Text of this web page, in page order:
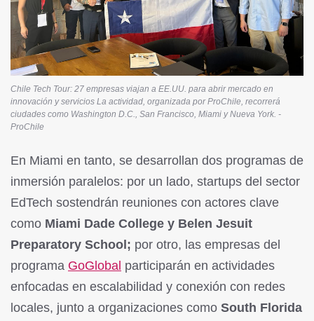
Chile Tech Tour: 27 empresas viajan a EE.UU. para abrir mercado en
innovación y servicios La actividad, organizada por ProChile, recorrerá
ciudades como Washington D.C., San Francisco, Miami y Nueva York. -
ProChile
En Miami en tanto, se desarrollan dos programas de
inmersión paralelos: por un lado, startups del sector
EdTech sostendrán reuniones con actores clave
como Miami Dade College y Belen Jesuit
Preparatory School; por otro, las empresas del
programa GoGlobal participarán en actividades
enfocadas en escalabilidad y conexión con redes
locales, junto a organizaciones como South Florida